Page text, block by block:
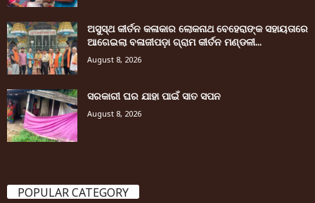
ଅସୁସ୍ଥ କୀର୍ତନ କଳାକାର ଲୋକନାଥ ବେହେରାଙ୍କ ସହାୟତାରେ
ଆଗେଇଲା ବଳାଜୀପଡ଼ା ଗ୍ରାମ କୀର୍ତନ ମଣ୍ଡଳୀ...
August 8, 2026
ସରକାରୀ ଘର ଯାହା ପାଇଁ ସାତ ସପନ
August 8, 2026
POPULAR CATEGORY